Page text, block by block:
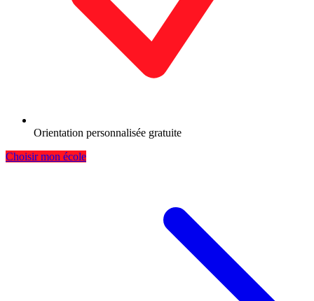
Orientation personnalisée gratuite
Choisir mon école